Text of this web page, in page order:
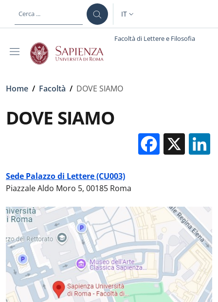
al contenuto principale
SELETTORE LINGUA:
IT
Facoltà di Lettere e Filosofia
Briciole di pane
Home / Facoltà / DOVE SIAMO
DOVE SIAMO
X
Sede Palazzo di Lettere (CU003)
Piazzale Aldo Moro 5, 00185 Roma